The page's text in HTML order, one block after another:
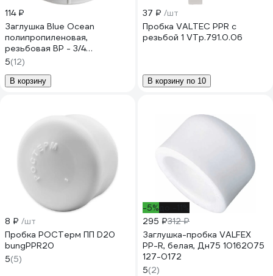
114 ₽
Заглушка Blue Ocean
полипропиленовая,
резьбовая ВР - 3/4
PPRF/SCAPF(W) - 3/4"
5(12)
В корзину
37 ₽ /шт
Пробка VALTEC PPR с
резьбой 1 VTp.791.0.06
В корзину по 10
8 ₽ /шт
Пробка РОСТерм ПП D20
bungPPR20
5(5)
-5%
295 ₽312 ₽
Заглушка-пробка VALFEX
PP-R, белая, Дн75 10162075
127-0172
5(2)